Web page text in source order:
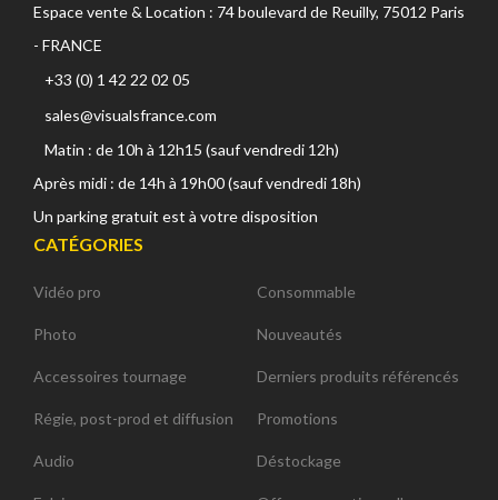
Espace vente & Location : 74 boulevard de Reuilly, 75012 Paris
- FRANCE
+33 (0) 1 42 22 02 05
sales@visualsfrance.com
Matin : de 10h à 12h15 (sauf vendredi 12h)
Après midi : de 14h à 19h00 (sauf vendredi 18h)
Un parking gratuit est à votre disposition
CATÉGORIES
Vidéo pro
Photo
Accessoires tournage
Régie, post-prod et diffusion
Audio
Consommable
Nouveautés
Derniers produits référencés
Promotions
Déstockage